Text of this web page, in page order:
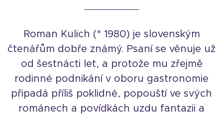
Roman Kulich (* 1980) je slovenským
čtenářům dobře známý. Psaní se věnuje už
od šestnácti let, a protože mu zřejmě
rodinné podnikání v oboru gastronomie
připadá příliš poklidné, popouští ve svých
románech a povídkách uzdu fantazii a